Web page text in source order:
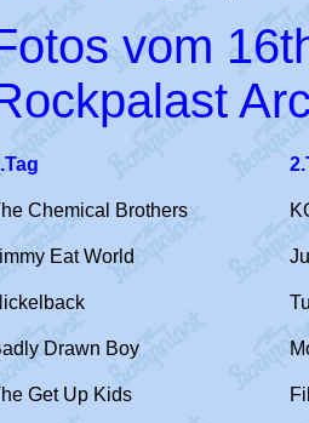
vom
Chemical Brothers
Eat World
Drawn Boy
Get Up Kids